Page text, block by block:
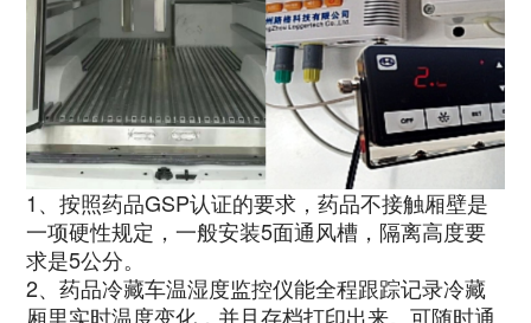
1、按照药品GSP认证的要求，药品不接触厢壁是
一项硬性规定，一般安装5面通风槽，隔离高度要
求是5公分。
2、药品冷藏车温湿度监控仪能全程跟踪记录冷藏
厢里实时温度变化，并且存档打印出来。可随时通